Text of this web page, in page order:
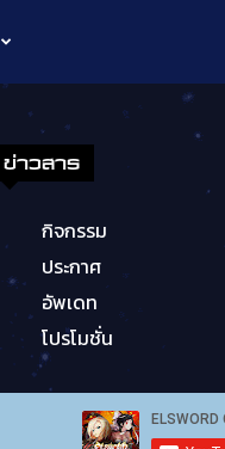
ข่าวสาร
กิจกรรม
ประกาศ
อัพเดท
โปรโมชั่น